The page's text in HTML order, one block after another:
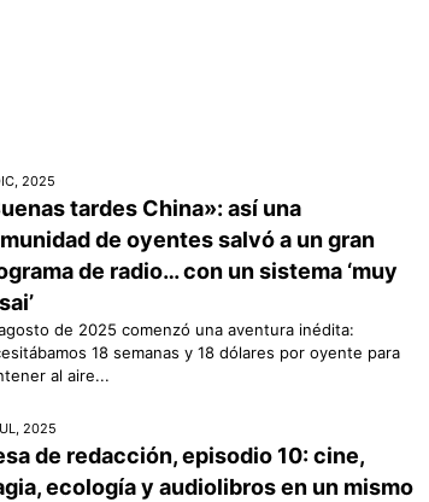
2025
tardes China»: así una
de oyentes salvó a un gran
de radio… con un sistema ‘muy
de 2025 comenzó una aventura inédita:
18 semanas y 18 dólares por oyente para
al aire...
2025
de redacción, episodio 10: cine,
ecología y audiolibros en un mismo